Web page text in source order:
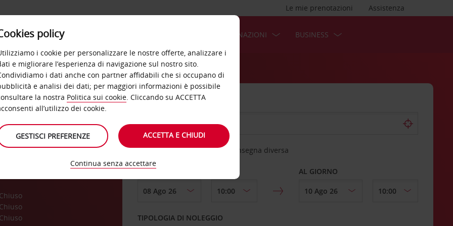
Assistenza
Le mie prenotazioni
OFFERTE DESTINAZIONI BUSINESS
Chiuso
Chiuso
Chiuso
Scegli una località di riconsegna diversa
DAL GIORNO AL GIORNO
TIPOLOGIA DI NOLEGGIO
policy
i cookie per personalizzare le nostre offerte, analizzare i
e migliorare l’esperienza di navigazione sul nostro sito.
i dati anche con partner affidabili che si occupano di
e analisi dei dati; per maggiori informazioni è possibile
la nostra Politica sui cookie. Cliccando su ACCETTA
all’utilizzo dei cookie.
GESTISCI PREFERENZE ACCETTA E CHIUDI
Continua senza accettare